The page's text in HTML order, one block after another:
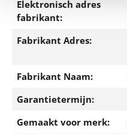
Elektronisch adres
fabrikant:
Fabrikant Adres:
Fabrikant Naam:
Garantietermijn:
Gemaakt voor merk: